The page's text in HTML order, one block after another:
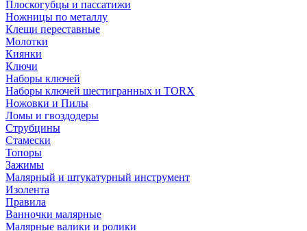
Плоскогубцы и пассатижи
Ножницы по металлу
Клещи переставные
Молотки
Киянки
Ключи
Наборы ключей
Наборы ключей шестигранных и TORX
Ножовки и Пилы
Ломы и гвоздодеры
Струбцины
Стамески
Топоры
Зажимы
Малярный и штукатурный инструмент
Изолента
Правила
Ванночки малярные
Малярные валики и ролики